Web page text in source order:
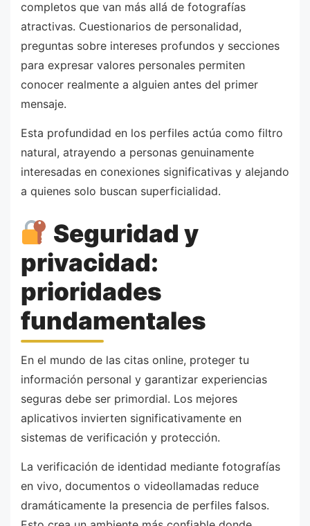
completos que van más allá de fotografías
atractivas. Cuestionarios de personalidad,
preguntas sobre intereses profundos y secciones
para expresar valores personales permiten
conocer realmente a alguien antes del primer
mensaje.
Esta profundidad en los perfiles actúa como filtro
natural, atrayendo a personas genuinamente
interesadas en conexiones significativas y alejando
a quienes solo buscan superficialidad.
Seguridad y
privacidad:
prioridades
fundamentales
En el mundo de las citas online, proteger tu
información personal y garantizar experiencias
seguras debe ser primordial. Los mejores
aplicativos invierten significativamente en
sistemas de verificación y protección.
La verificación de identidad mediante fotografías
en vivo, documentos o videollamadas reduce
dramáticamente la presencia de perfiles falsos.